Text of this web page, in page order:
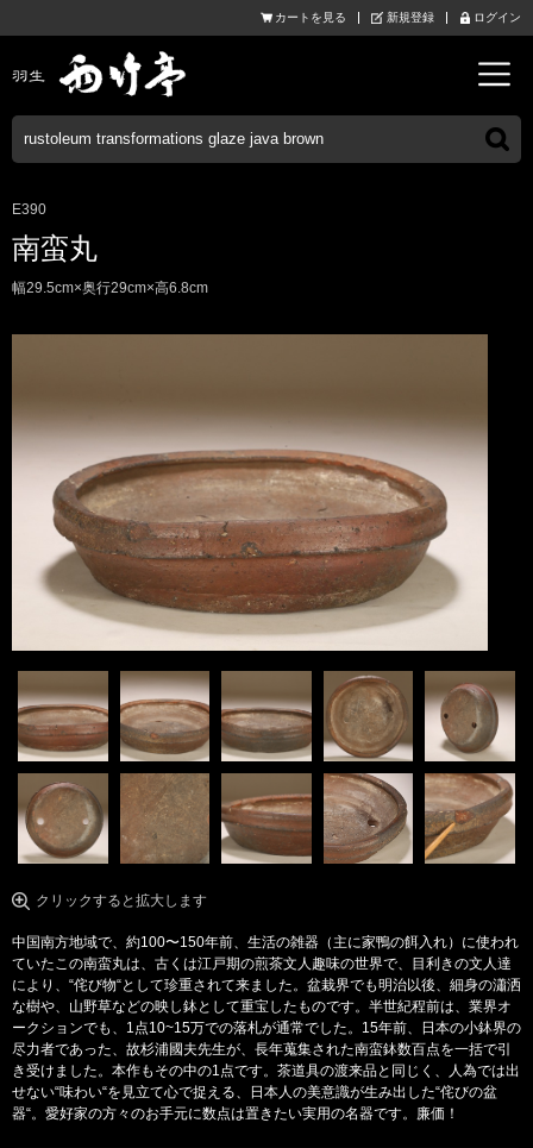
カートを見る 新規登録 ログイン
E390
南蛮丸
幅29.5cm×奥行29cm×高6.8cm
クリックすると拡大します
中国南方地域で、約100〜150年前、生活の雑器（主に家鴨の餌入れ）に使われ
ていたこの南蛮丸は、古くは江戸期の煎茶文人趣味の世界で、目利きの文人達
により、“侘び物“として珍重されて来ました。盆栽界でも明治以後、細身の瀟洒
な樹や、山野草などの映し鉢として重宝したものです。半世紀程前は、業界オ
ークションでも、1点10~15万での落札が通常でした。15年前、日本の小鉢界の
尽力者であった、故杉浦國夫先生が、長年蒐集された南蛮鉢数百点を一括で引
き受けました。本作もその中の1点です。茶道具の渡来品と同じく、人為では出
せない“味わい“を見立て心で捉える、日本人の美意識が生み出した“侘びの盆
器“。愛好家の方々のお手元に数点は置きたい実用の名器です。廉価！